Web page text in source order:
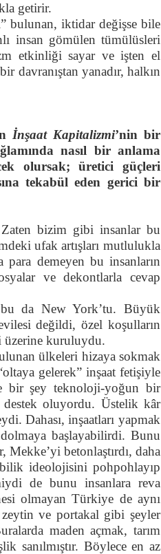
getirir.
bulunan, iktidar değişse bile
insan gömülen tümülüsleri
etkinliği sayar ve işten el
davranıştan yanadır, halkın
İnşaat Kapitalizmi’nin bir
nasıl bir anlama
olursak; üretici güçleri
tekabül eden gerici bir
Zaten bizim gibi insanlar bu
ufak artışları mutlulukla
demeyen bu insanların
ve dekontlarla cevap
da New York’tu. Büyük
değildi, özel koşulların
üzerine kuruluydu.
ülkeleri hizaya sokmak
gelerek” inşaat fetişiyle
bir şey teknoloji-yoğun bir
destek oluyordu. Üstelik kâr
Dahası, inşaatları yapmak
başlayabilirdi. Bunu
betonlaştırdı, daha
ideolojisini pohpohlayıp
de bunu insanlara reva
olmayan Türkiye de aynı
ve portakal gibi şeyler
maden açmak, tarım
sanılmıştır. Böylece en az